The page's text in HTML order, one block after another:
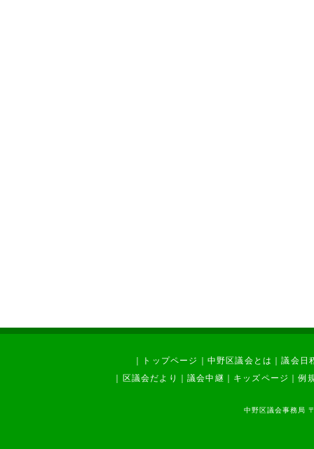
トップページ 中野区議会とは ｜議会日
区議会だより ｜議会中継 キッズページ ｜例
中野区議会事務局